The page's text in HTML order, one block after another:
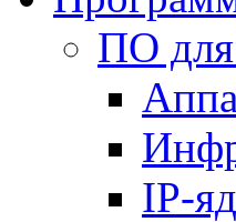
ПО для
IP-